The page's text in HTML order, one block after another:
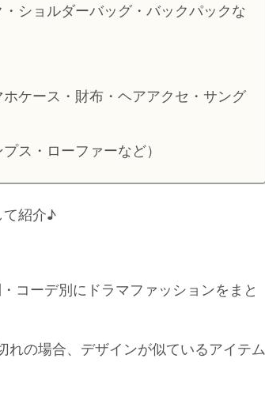
・ショルダーバッグ・バックパックな
ホケース・財布・ヘアアクセ・サング
ス・ローファーなど）
て紹介♪
コーデ別にドラマファッションをまと
れの場合、デザインが似ているアイテム